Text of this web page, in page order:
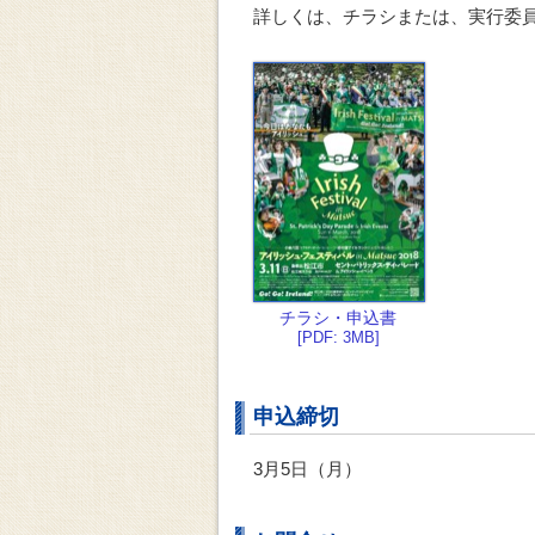
詳しくは、チラシまたは、実行委
チラシ・申込書
[PDF: 3MB]
申込締切
3月5日（月）